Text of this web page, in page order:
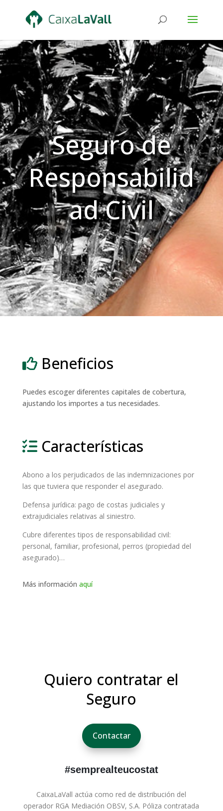
Seguro de
Responsabilid
ad Civil
Beneficios
Puedes escoger diferentes capitales de cobertura,
ajustando los importes a tus necesidades.
Características
Abono a los perjudicados de las indemnizaciones por
las que tuviera que responder el asegurado.
Defensa jurídica: pago de costas judiciales y
extrajudiciales relativas al siniestro.
Cubre diferentes tipos de responsabilidad civil:
personal, familiar, profesional, perros (propiedad del
asegurado)…
Más información aquí
Quiero contratar el
Seguro
Contactar
#semprealteucostat
CaixaLaVall actúa como red de distribución del
operador RGA Mediación OBSV, S.A. Póliza contratada